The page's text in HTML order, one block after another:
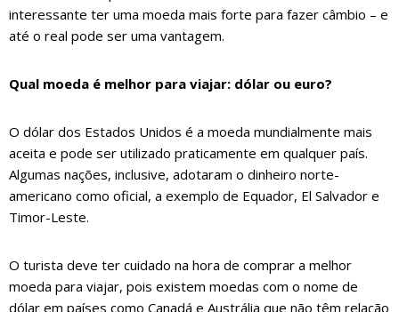
interessante ter uma moeda mais forte para fazer câmbio – e
até o real pode ser uma vantagem.
Qual moeda é melhor para viajar: dólar ou euro?
O dólar dos Estados Unidos é a moeda mundialmente mais
aceita e pode ser utilizado praticamente em qualquer país.
Algumas nações, inclusive, adotaram o dinheiro norte-
americano como oficial, a exemplo de Equador, El Salvador e
Timor-Leste.
O turista deve ter cuidado na hora de comprar a melhor
moeda para viajar, pois existem moedas com o nome de
dólar em países como Canadá e Austrália que não têm relação